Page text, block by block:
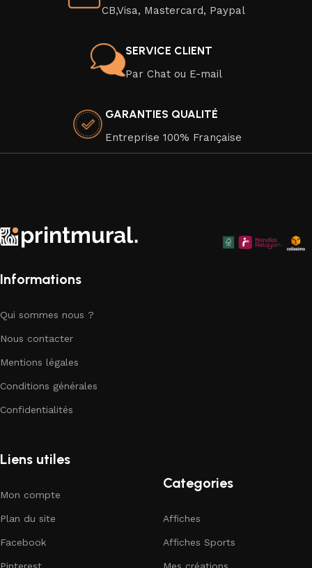
CB,Visa, Mastercard, Paypal
SERVICE CLIENT
Par Chat ou E-mail
GARANTIES QUALITÉ
Entreprise 100% Française
Informations
Qui sommes nous ?
Nous contacter
Mentions légales
Conditions générales
Confidentialités
Liens utiles
Mon compte
Plan du site
Facebook
Pinterest
Categories
Affiches
Affiches Sports
Mes créations